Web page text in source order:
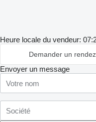
Heure locale du vendeur:
Demander un
Envoyer un message